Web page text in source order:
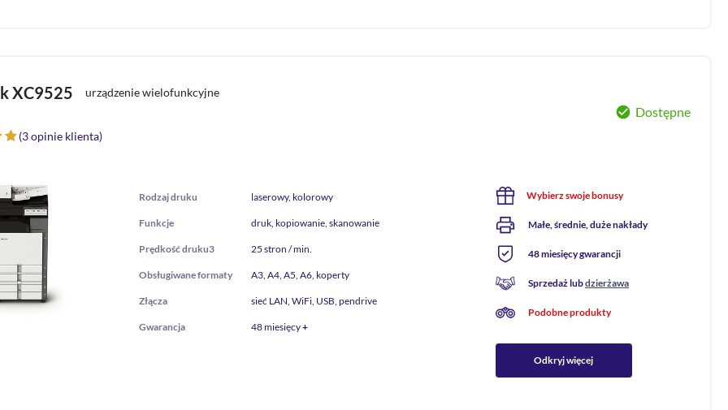
XC9525 urządzenie wielofunkcyjne
Dostępne
(3opinie klienta)
Rodzaj druku laserowy, kolorowy
Funkcje druk, kopiowanie, skanowanie
Prędkość druku3 25 stron / min.
Obsługiwane formaty A3, A4, A5, A6, koperty
Złącza sieć LAN, WiFi, USB, pendrive
Gwarancja 48 miesięcy+
Wybierz swoje bonusy
Małe, średnie, duże nakłady
48 miesięcy gwarancji
Sprzedaż lubdzierżawa
Podobne produkty
Odkryj więcej